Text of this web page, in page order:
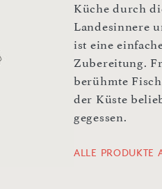
Küche durch
Landesinnere
ist eine
Zubereitung.
berühmte
der Küste
gegessen.
ALLE PRODUKTE